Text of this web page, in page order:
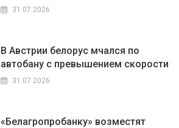
31.07.2026
В Австрии белорус мчался по
автобану с превышением скорости
31.07.2026
«Белагропробанку» возместят